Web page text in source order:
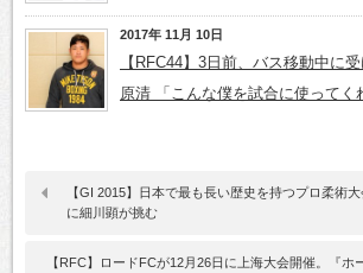
2017年 11月 10日
【RFC44】3日前、バス移動中に
原清 「こんな僕を試合に使ってく
【GI 2015】日本で最も長い歴史を持つプロ柔術
に細川顕が挑む
【RFC】ロードFCが12月26日に上海大会開催。『